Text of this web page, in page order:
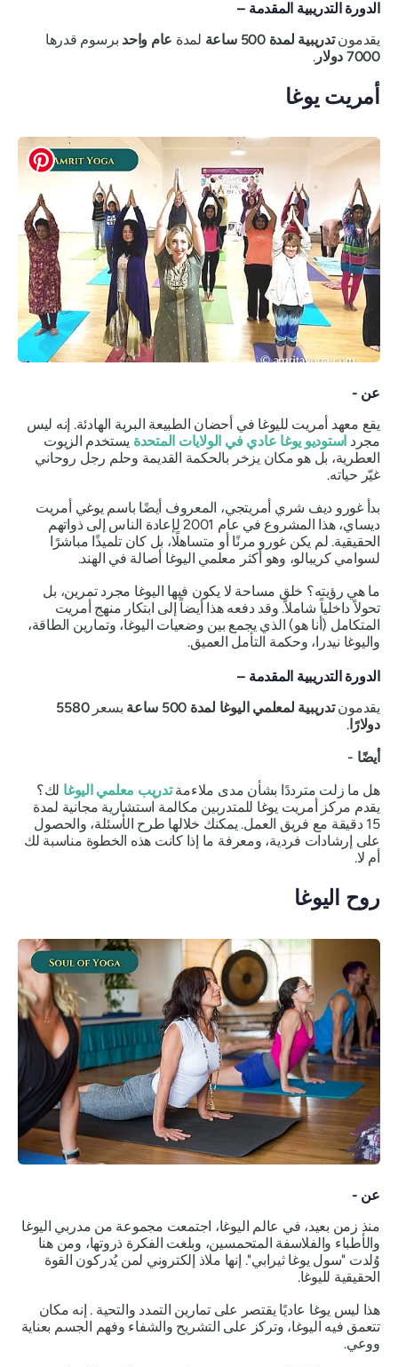
الدورة التدريبية المقدمة –
يقدمونتدريبية لمدة 500 ساعة لمدةعام واحدبرسوم قدرها
7000 دولار
.
أمريت يوغا
عن -
يقع معهد أمريت لليوغا في أحضان الطبيعة البرية الهادئة. إنه ليس
مجرداستوديو يوغا عادي في الولايات المتحدةيستخدم الزيوت
العطرية، بل هو مكان يزخر بالحكمة القديمة وحلم رجل روحاني
غيّر حياته.
بدأ غورو ديف شري أمريتجي، المعروف أيضًا باسم يوغي أمريت
ديساي، هذا المشروع في عام 2001 لإعادة الناس إلى ذواتهم
الحقيقية. لم يكن غورو مرنًا أو متساهلًا، بل كان تلميذًا مباشرًا
لسوامي كريبالو، وهو أكثر معلمي اليوغا أصالة في الهند.
ما هي رؤيته؟ خلق مساحة لا يكون فيها اليوغا مجرد تمرين، بل
تحولاً داخلياً شاملاً. وقد دفعه هذا أيضاً إلى ابتكار منهج أمريت
المتكامل (أنا هو) الذي يجمع بين وضعيات اليوغا، وتمارين الطاقة،
واليوغا نيدرا، وحكمة التأمل العميق.
الدورة التدريبية المقدمة –
يقدمونتدريبية لمعلمي اليوغا لمدة 500 ساعة بسعر5580
دولارًا.
أيضًا -
هل ما زلت مترددًا بشأن مدى ملاءمةتدريب معلمي اليوغالك؟
يقدم مركز أمريت يوغا للمتدربينمكالمة استشارية مجانية لمدة
15 دقيقة
مع فريق العمل. يمكنك خلالها طرح الأسئلة، والحصول
على إرشادات فردية، ومعرفة ما إذا كانت هذه الخطوة مناسبة لك
أم لا.
روح اليوغا
عن -
منذ زمن بعيد، في عالم اليوغا، اجتمعت مجموعة من مدربي اليوغا
والأطباء والفلاسفة المتحمسين، وبلغت الفكرةذروتها، ومن هنا
وُلدت "سول يوغا ثيرابي". إنها ملاذ إلكتروني لمن يُدركون القوة
الحقيقية لليوغا.
هذا ليس يوغا عاديًا يقتصر على تمارين التمدد والتحية. إنه مكان
تتعمق فيه اليوغا، وتركز على التشريح والشفاء وفهم الجسم بعناية
ووعي.